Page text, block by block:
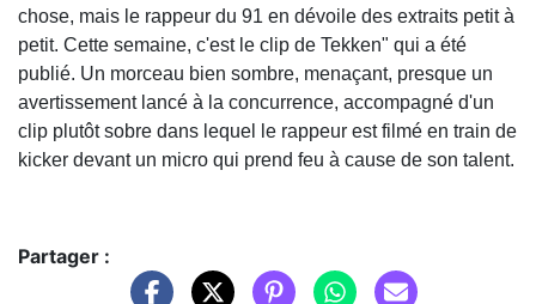
chose, mais le rappeur du 91 en dévoile des extraits petit à
petit. Cette semaine, c'est le clip de Tekken" qui a été
publié. Un morceau bien sombre, menaçant, presque un
avertissement lancé à la concurrence, accompagné d'un
clip plutôt sobre dans lequel le rappeur est filmé en train de
kicker devant un micro qui prend feu à cause de son talent.
Partager :